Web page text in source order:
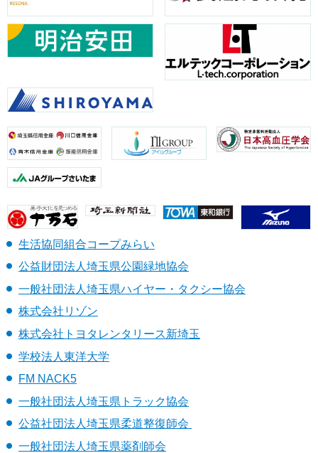
生活協同組合コープみらい
公益財団法人埼玉県公園緑地協会
一般社団法人埼玉県ハイヤー・タクシー協会
株式会社リゾン
株式会社トヨタレンタリース新埼玉
学校法人東洋大学
FM NACK5
一般社団法人埼玉県トラック協会
公益社団法人埼玉県柔道整復師会
一般社団法人埼玉県薬剤師会